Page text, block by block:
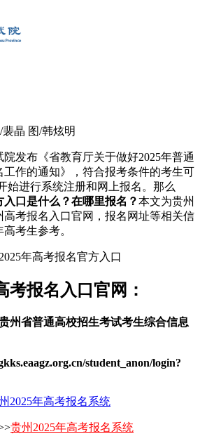
裴晶 图/韩炫明
发布《省教育厅关于做好2025年普通
作的通知》，符合报考条件的考生可
始进行系统注册和网上报名。那么
入口是什么？在哪里报名？本文为贵州
高考报名入口官网，报名网址等相关信
考生参考。
考报名入口官网：
州省普通高校招生考试考生综合信息
student_anon/login?
贵州2025年高考报名系统